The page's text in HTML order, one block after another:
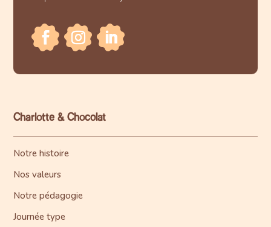
Charlotte & Chocolat
Notre histoire
Nos valeurs
Notre pédagogie
Journée type